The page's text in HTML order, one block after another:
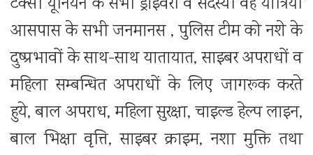
आसपास के सभी जनमानस , पुलिस टीम को नशे के
दुष्प्रभावों के साथ-साथ यातायात, साइबर अपराधों व
महिला सम्बन्धित अपराधों के लिए जागरूक करते
हुये, बाल अपराध, महिला सुरक्षा, चाइल्ड हेल्प लाइन,
बाल भिक्षा वृत्ति, साइबर क्राइम, नशा मुक्ति तथा